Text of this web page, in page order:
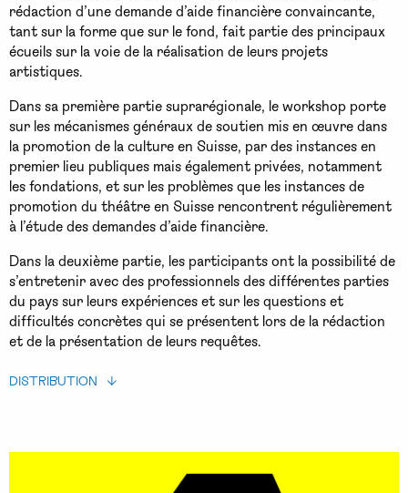
rédaction d’une demande d’aide financière convaincante,
tant sur la forme que sur le fond, fait partie des principaux
écueils sur la voie de la réalisation de leurs projets
artistiques.
Dans sa première partie suprarégionale, le workshop porte
sur les mécanismes généraux de soutien mis en œuvre dans
la promotion de la culture en Suisse, par des instances en
premier lieu publiques mais également privées, notamment
les fondations, et sur les problèmes que les instances de
promotion du théâtre en Suisse rencontrent régulièrement
à l’étude des demandes d’aide financière.
Dans la deuxième partie, les participants ont la possibilité de
s’entretenir avec des professionnels des différentes parties
du pays sur leurs expériences et sur les questions et
difficultés concrètes qui se présentent lors de la rédaction
et de la présentation de leurs requêtes.
DISTRIBUTION